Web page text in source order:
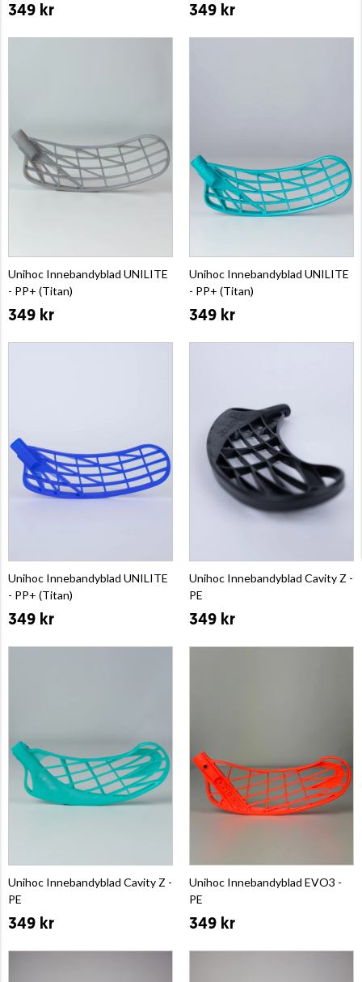
349 kr 349 kr
Unihoc Innebandyblad UNILITE
- PP+ (Titan)
349 kr
Unihoc Innebandyblad UNILITE
- PP+ (Titan)
349 kr
Unihoc Innebandyblad UNILITE
- PP+ (Titan)
349 kr
Unihoc Innebandyblad Cavity Z -
PE
349 kr
Unihoc Innebandyblad Cavity Z -
PE
349 kr
Unihoc Innebandyblad EVO3 -
PE
349 kr